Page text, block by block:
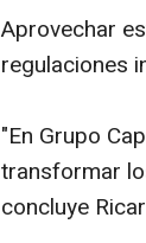
Aprovechar
regulaciones
"En Grupo
transformar
concluye